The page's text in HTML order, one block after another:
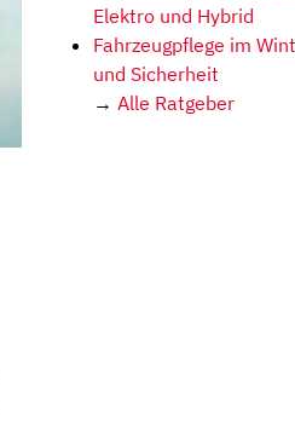
Elektro und Hybrid
Fahrzeugpflege im
und Sicherheit
→ Alle Ratgeber